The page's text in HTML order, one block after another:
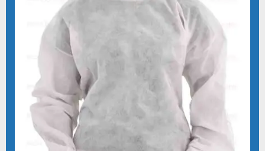
KIT IMPLANTE
KIT IMPLANTE PREÇO
KIT MÉDICO DESCARTÁVEL
KIT ODONTOLOGICO
KIT ODONTOLÓGICO DESCARTÁVEL
KIT ODONTOLOGICO ESTERIL
KIT ODONTOLÓGICO ESTÉRIL COM AVENTAL